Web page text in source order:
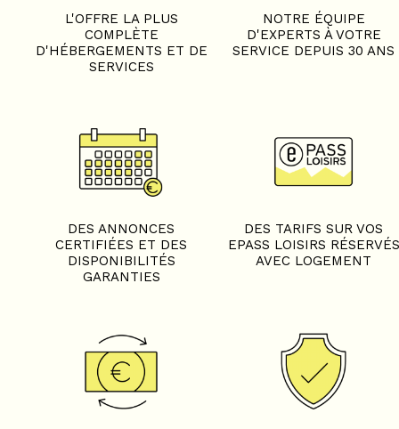
L'OFFRE LA PLUS
COMPLÈTE
D'HÉBERGEMENTS ET DE
SERVICES
NOTRE ÉQUIPE
D'EXPERTS À VOTRE
SERVICE DEPUIS 30 ANS
DES ANNONCES
CERTIFIÉES ET DES
DISPONIBILITÉS
GARANTIES
DES TARIFS SUR VOS
EPASS LOISIRS RÉSERVÉS
AVEC LOGEMENT